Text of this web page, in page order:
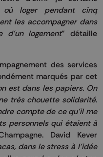
loger pendant cinq
les accompagner dans
d'un logement" détaille
des services
marqués par cet
est dans les papiers. On
très chouette solidarité.
compte de ce qu'il me
personnels qui étaient à
David Kever
dans le stress à l'idée